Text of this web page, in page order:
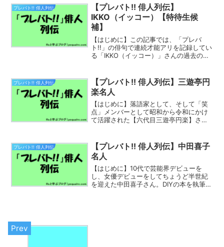
Kis-My-Ft2（キスマイ）の他メンバーの
投...
プレバト!! 俳人列伝
【プレバト!! 俳人列伝】
IKKO（イッコー）【特待生候
補】
【はじめに】この記事では、「プレバ
ト!!」の俳句で連続才能アリを記録してい
る「IKKO（イッコー）」さんの過去の作
IKKOさんが「プレバト!!」俳句査定に初
出場したの...
プレバト!! 俳人列伝
【プレバト!! 俳人列伝】三遊亭円
楽名人
【はじめに】落語家として、そして「笑
点」メンバーとして昭和から令和にかけ
て活躍された【六代目三遊亭円楽】さん
した。この記事では、MBS・TBS系列で
放送される「...
プレバト!! 俳人列伝
【プレバト!! 俳人列伝】中田喜子
名人
【はじめに】10代で芸能界デビューを
し、女優デビューをしてちょうど半世紀
を迎えた中田喜子さん。DIYの本を執筆さ